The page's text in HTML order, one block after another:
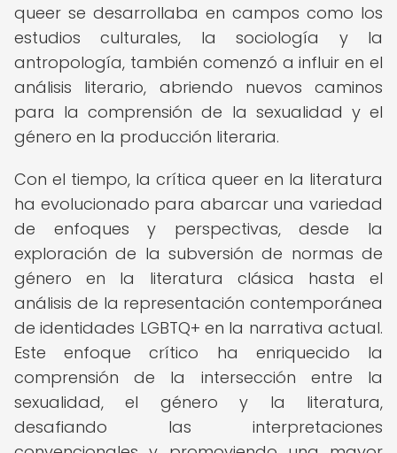
queer se desarrollaba en campos como los
estudios culturales, la sociología y la
antropología, también comenzó a influir en el
análisis literario, abriendo nuevos caminos
para la comprensión de la sexualidad y el
género en la producción literaria.
Con el tiempo, la crítica queer en la literatura
ha evolucionado para abarcar una variedad
de enfoques y perspectivas, desde la
exploración de la subversión de normas de
género en la literatura clásica hasta el
análisis de la representación contemporánea
de identidades LGBTQ+ en la narrativa actual.
Este enfoque crítico ha enriquecido la
comprensión de la intersección entre la
sexualidad, el género y la literatura,
desafiando las interpretaciones